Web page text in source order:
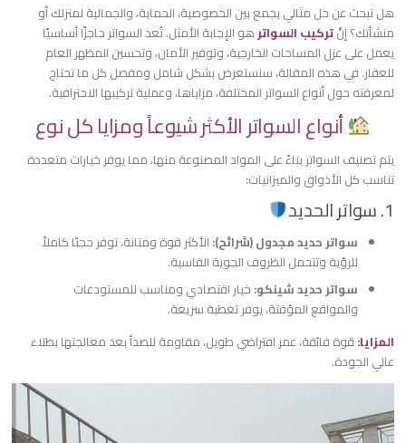
​هل تبحث عن حل مثالي يجمع بين الخصوصية، الحماية، والجمالية لمنزلك أو
منشأتك؟ إنَّتركيب السواتر هو الإجابة الأمثل. تُعد السواتر حاجزًا أساسيًا
يعمل على عزل المساحات الخارجية، وتوفير الأمان، وتحسين المظهر العام
للعقار. في هذه المقالة، سنستعرض بشكل شامل ومفصل كل ما تحتاج
لمعرفته حول أنواع السواتر المختلفة، مزاياها، وعملية تركيبها الاحترافية.
أنواع السواتر الأكثر شيوعاً ومزايا كل نوع
​يتم تصنيف السواتر بناءً على المواد المصنوعة منها، مما يوفر خيارات متعددة
تناسب كل الأذواق والميزانيات:
​1. سواتر الحديد
​سواتر حديد مجدول (شرائح): الأكثر قوة ومتانة، توفر حجبًا كاملاً
للرؤية وتتحمل الظروف الجوية القاسية.
​سواتر حديد شينكو: خيار اقتصادي ومناسب للمستودعات
والمواقع المؤقتة، يوفر تغطية سريعة.
​المزايا: قوة فائقة، عمر افتراضي طويل، مقاومة للصدأ بعد معالجتها بطلاء
عالي الجودة.